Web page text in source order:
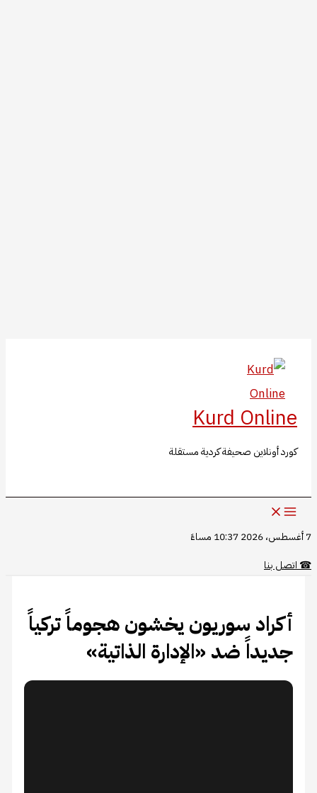
المحتوى
Kurd Online
كورد أونلاين صحيفة كردية مستقلة
7 أغسطس، 2026 10:37 مساءً
☎اتصل بنا
أكراد سوريون يخشون هجوماً تركياً
جديداً ضد «الإدارة الذاتية»